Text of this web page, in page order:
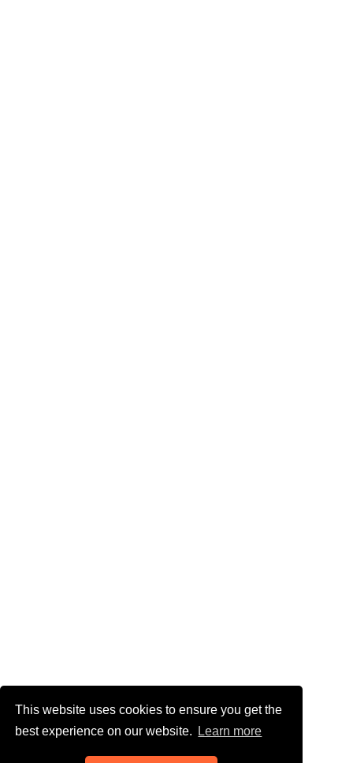
This website uses cookies to ensure you get the
best experience on our website.
Learn more